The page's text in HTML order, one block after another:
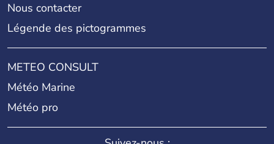
Nous contacter
Légende des pictogrammes
METEO CONSULT
Météo Marine
Météo pro